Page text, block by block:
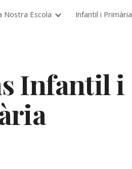
Skip to navigation
Nostra Escola Infantil i Primària
Infantil i